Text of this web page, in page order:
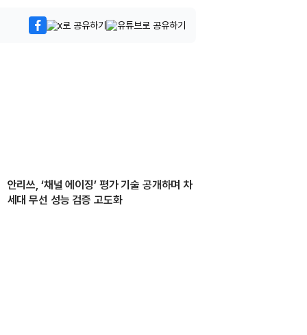
안리쓰, ‘채널 에이징’ 평가 기술 공개하며 차
세대 무선 성능 검증 고도화